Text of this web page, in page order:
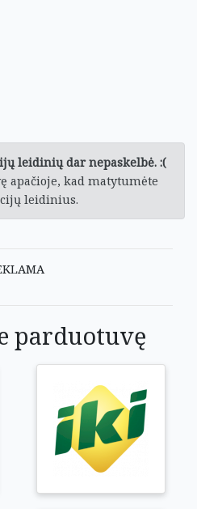
leidinių dar nepaskelbė. :(
apačioje, kad matytumėte
leidinius.
parduotuvę